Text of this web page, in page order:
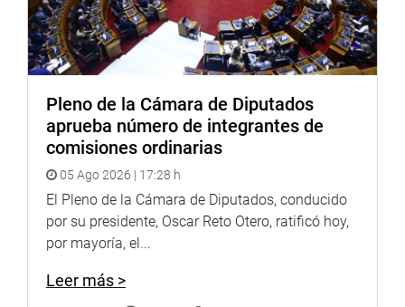
Pleno de la Cámara de Diputados
aprueba número de integrantes de
comisiones ordinarias
05 Ago 2026 | 17:28 h
El Pleno de la Cámara de Diputados, conducido
por su presidente, Oscar Reto Otero, ratificó hoy,
por mayoría, el...
Leer más >